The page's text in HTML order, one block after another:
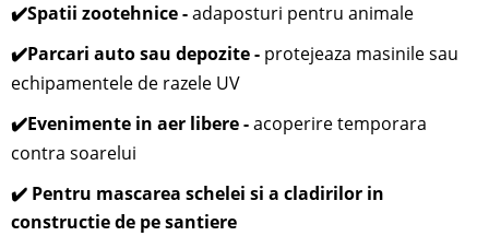
✔️Spatii zootehnice -adaposturi pentru animale
✔️Parcari auto sau depozite - protejeaza masinile sau
echipamentele de razele UV
✔️Evenimente in aer libere -acoperire temporara
contra soarelui
✔️ Pentru mascarea schelei si a cladirilor in
constructie de pe santiere